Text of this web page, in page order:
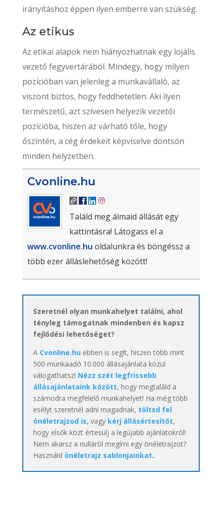
irányításhoz éppen ilyen emberre van szükség.
Az etikus
Az etikai alapok nem hiányozhatnak egy lojális
vezető fegyvertárából. Mindegy, hogy milyen
pozícióban van jelenleg a munkavállaló, az
viszont biztos, hogy feddhetetlen. Aki ilyen
természetű, azt szívesen helyezik vezetői
pozícióba, hiszen az várható tőle, hogy
őszintén, a cég érdekeit képviselve döntsön
minden helyzetben.
Cvonline.hu
Találd meg álmaid állását egy
kattintásra! Látogass el a
www.cvonline.hu oldalunkra és böngéssz a
több ezer álláslehetőség között!
Szeretnél olyan munkahelyet találni, ahol
tényleg támogatnak mindenben és kapsz
fejlődési lehetőséget?
A Cvonline.huebben is segít, hiszen több mint
500 munkaadó 10.000 állásajánlata közül
válogathatsz! Nézz szét legfrissebb
állásajánlataink között, hogy megtaláld a
számodra megfelelő munkahelyet! Ha még több
esélyt szeretnél adni magadnak, töltsd fel
önéletrajzod is, vagy kérj állásértesítőt,
hogy elsők közt értesülj a legújabb ajánlatokról!
Nem akarsz a nulláról megírni egy önéletrajzot?
Használd önéletrajz sablonjainkat.